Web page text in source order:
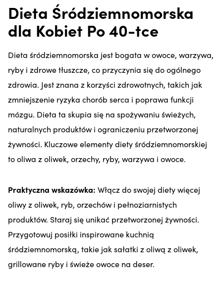
Dieta Śródziemnomorska
dla Kobiet Po 40-tce
Dieta śródziemnomorska jest bogata w owoce, warzywa,
ryby i zdrowe tłuszcze, co przyczynia się do ogólnego
zdrowia. Jest znana z korzyści zdrowotnych, takich jak
zmniejszenie ryzyka chorób serca i poprawa funkcji
mózgu. Dieta ta skupia się na spożywaniu świeżych,
naturalnych produktów i ograniczeniu przetworzonej
żywności. Kluczowe elementy diety śródziemnomorskiej
to oliwa z oliwek, orzechy, ryby, warzywa i owoce.
Praktyczna wskazówka: Włącz do swojej diety więcej
oliwy z oliwek, ryb, orzechów i pełnoziarnistych
produktów. Staraj się unikać przetworzonej żywności.
Przygotowuj posiłki inspirowane kuchnią
śródziemnomorską, takie jak sałatki z oliwą z oliwek,
grillowane ryby i świeże owoce na deser.